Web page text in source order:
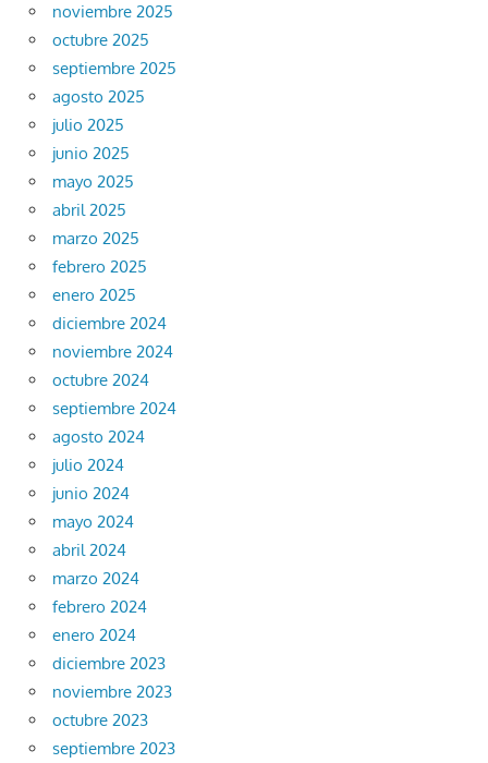
noviembre 2025
octubre 2025
septiembre 2025
agosto 2025
julio 2025
junio 2025
mayo 2025
abril 2025
marzo 2025
febrero 2025
enero 2025
diciembre 2024
noviembre 2024
octubre 2024
septiembre 2024
agosto 2024
julio 2024
junio 2024
mayo 2024
abril 2024
marzo 2024
febrero 2024
enero 2024
diciembre 2023
noviembre 2023
octubre 2023
septiembre 2023